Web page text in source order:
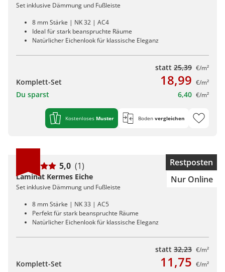
Set inklusive Dämmung und Fußleiste
8 mm Stärke | NK 32 | AC4
Ideal für stark beanspruchte Räume
Natürlicher Eichenlook für klassische Eleganz
statt 25,39 €/m²
Komplett-Set 18,99 €/m²
Du sparst 6,40 €/m²
Kostenloses Muster Boden vergleichen
Restposten
Nur Online
5,0 (1)
Laminat Kermes Eiche
Set inklusive Dämmung und Fußleiste
8 mm Stärke | NK 33 | AC5
Perfekt für stark beanspruchte Räume
Natürlicher Eichenlook für klassische Eleganz
statt 32,23 €/m²
Komplett-Set 11,75 €/m²